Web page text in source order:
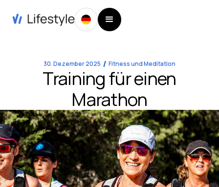
30. Dezember 2025 Fitness und Meditation
Training für einen
Marathon